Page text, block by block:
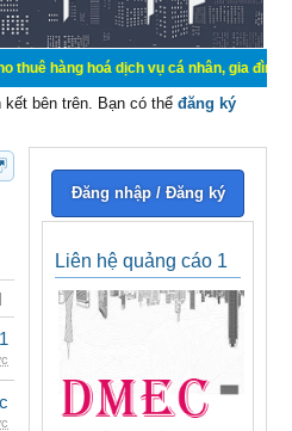
dịch vụ cá nhân, gia đình. Mua
kết bên trên. Bạn có thể đăng ký
Đăng nhập / Đăng ký
Liên hệ quảng cáo 1